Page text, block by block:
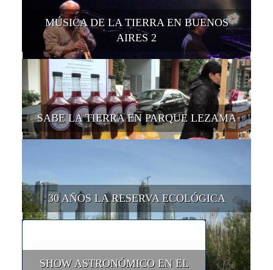
MÚSICA DE LA TIERRA EN BUENOS
AIRES 2
SABE LA TIERRA EN PARQUE LEZAMA
30 AÑOS LA RESERVA ECOLÓGICA
SHOW ASTRONÓMICO EN EL